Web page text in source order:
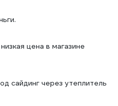
цена в магазине
сайдинг через утеплитель